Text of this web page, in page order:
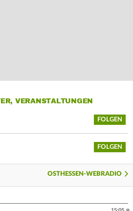
VERANSTALTUNGEN
FOLGEN
FOLGEN
OSTHESSEN-WEBRADIO